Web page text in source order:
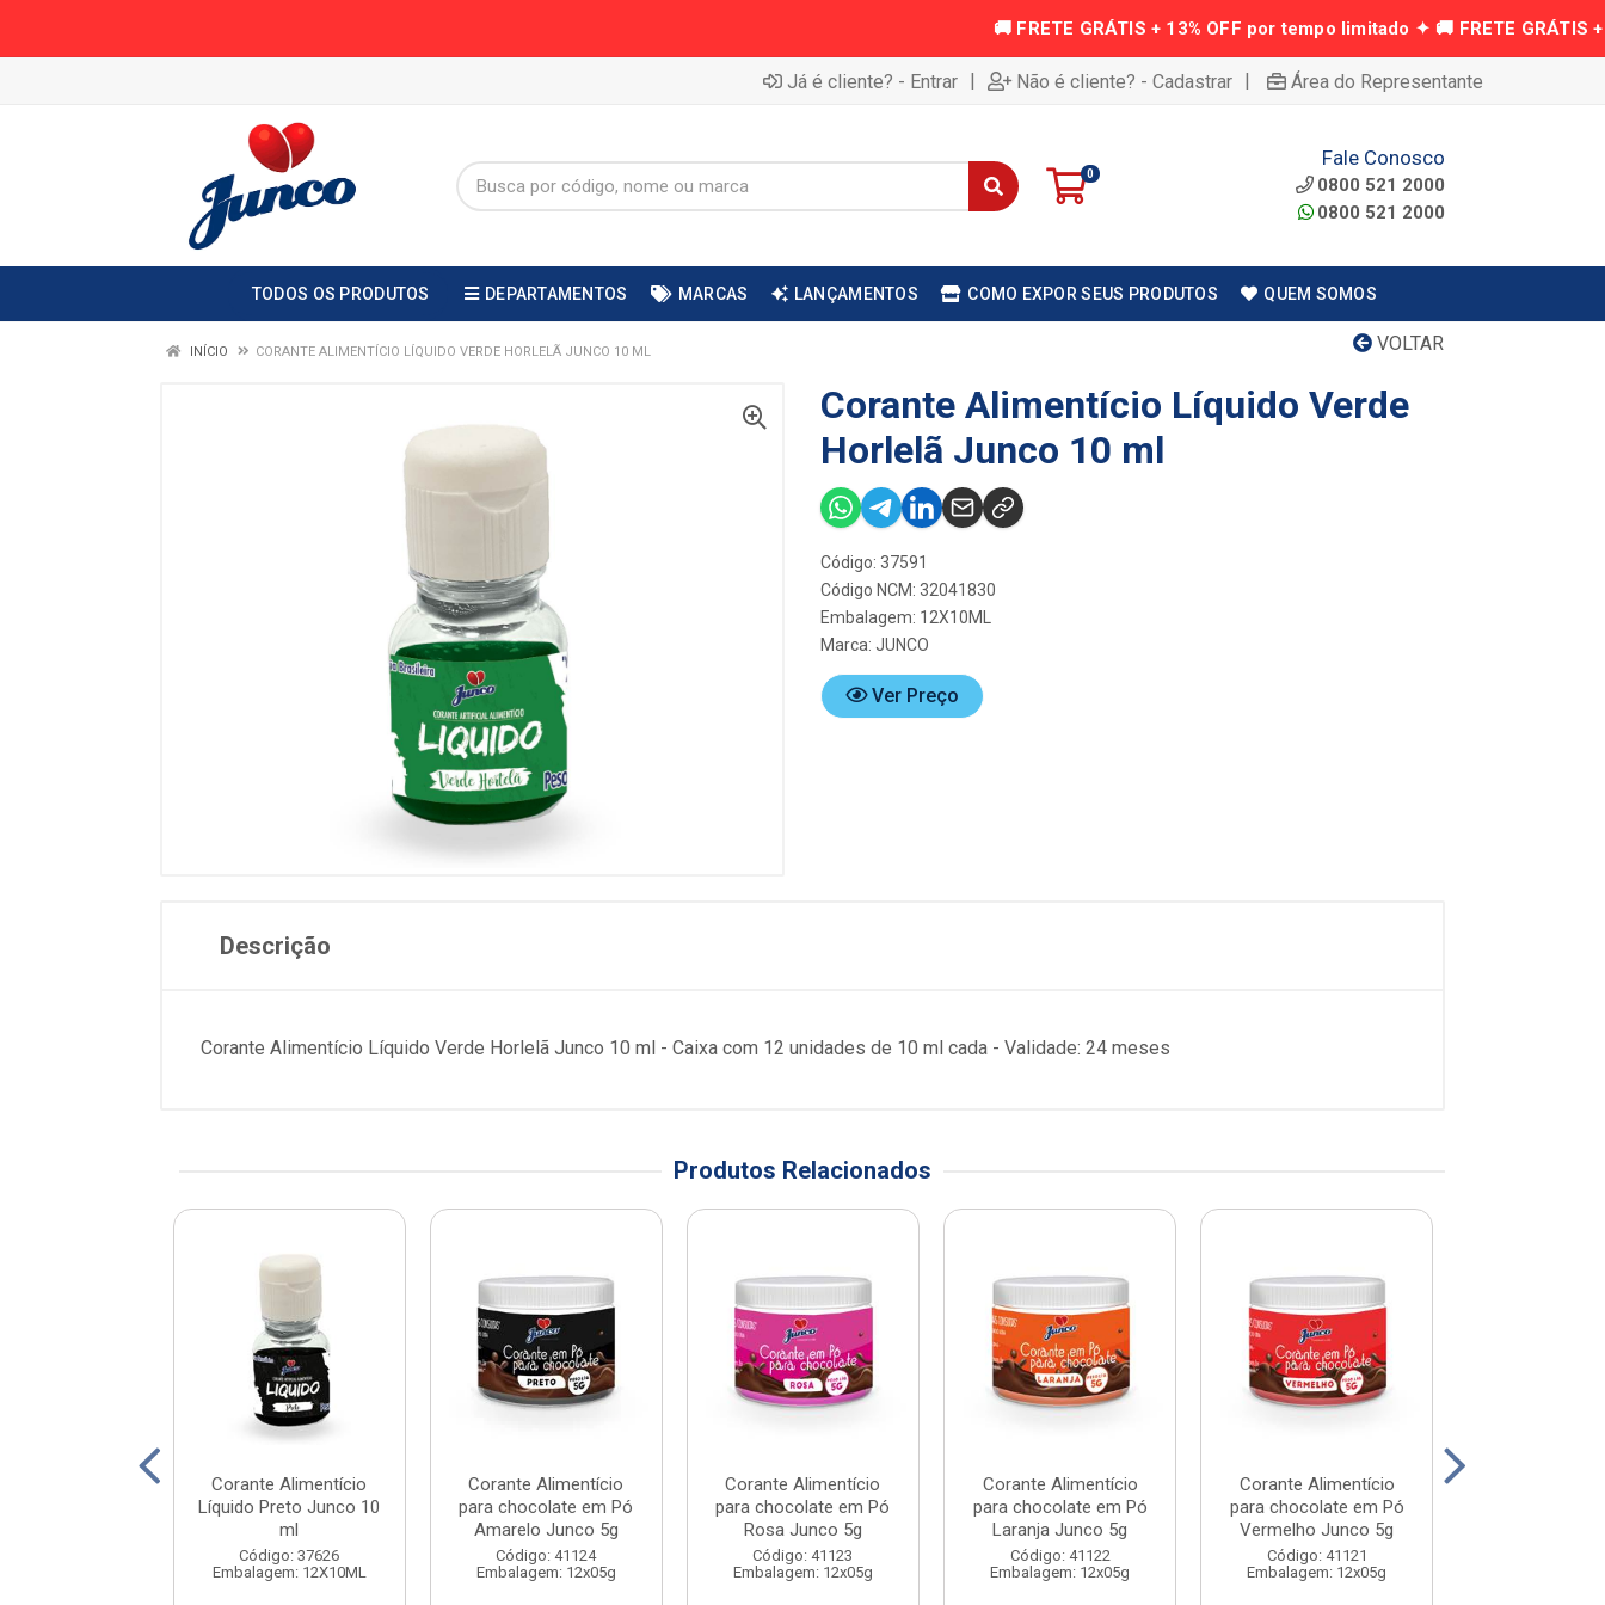
Já é cliente? - Entrar | Não é cliente? - Cadastrar | Área do Representante
0
Fale Conosco
0800 521 2000
0800 521 2000
TODOS OS PRODUTOS DEPARTAMENTOS MARCAS LANÇAMENTOS COMO EXPOR SEUS PRODUTOS QUEM SOMOS
VOLTAR
INÍCIO CORANTE ALIMENTÍCIO LÍQUIDO VERDE HORLELÃ JUNCO 10 ML
Corante Alimentício Líquido Verde
Horlelã Junco 10 ml
Código: 37591
Código NCM: 32041830
Embalagem: 12X10ML
Marca: JUNCO
Ver Preço
Descrição
Corante Alimentício Líquido Verde Horlelã Junco 10 ml - Caixa com 12 unidades de 10 ml cada - Validade: 24 meses
Produtos Relacionados
Corante Alimentício
Líquido Preto Junco 10
ml
Código: 37626
Embalagem: 12X10ML
Corante Alimentício
para chocolate em Pó
Amarelo Junco 5g
Código: 41124
Embalagem: 12x05g
Corante Alimentício
para chocolate em Pó
Rosa Junco 5g
Código: 41123
Embalagem: 12x05g
Corante Alimentício
para chocolate em Pó
Laranja Junco 5g
Código: 41122
Embalagem: 12x05g
Corante Alimentício
para chocolate em Pó
Vermelho Junco 5g
Código: 41121
Embalagem: 12x05g